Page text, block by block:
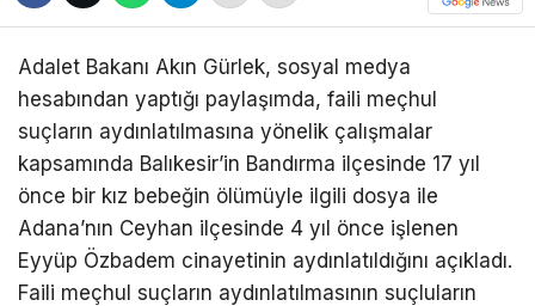
Adalet Bakanı Akın Gürlek, sosyal medya
hesabından yaptığı paylaşımda, faili meçhul
suçların aydınlatılmasına yönelik çalışmalar
kapsamında Balıkesir’in Bandırma ilçesinde 17 yıl
önce bir kız bebeğin ölümüyle ilgili dosya ile
Adana’nın Ceyhan ilçesinde 4 yıl önce işlenen
Eyyüp Özbadem cinayetinin aydınlatıldığını açıkladı.
Faili meçhul suçların aydınlatılmasının suçluların